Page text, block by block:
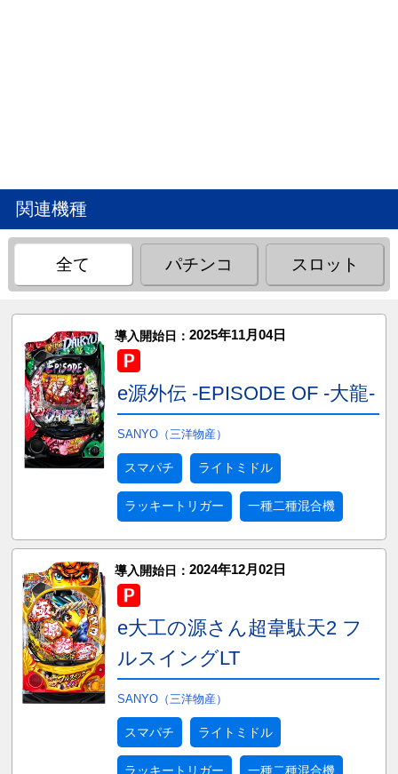
関連機種
全て パチンコ スロット
導入開始日： 2025年11月04日
e源外伝 -EPISODE OF -大龍-
SANYO（三洋物産）
スマパチ ライトミドル
ラッキートリガー 一種二種混合機
導入開始日： 2024年12月02日
e大工の源さん超韋駄天2 フ
ルスイングLT
SANYO（三洋物産）
スマパチ ライトミドル
ラッキートリガー 一種二種混合機